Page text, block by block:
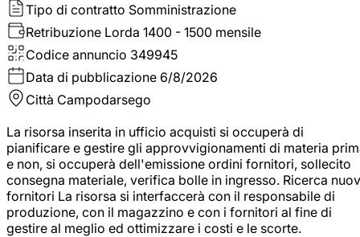
Tipo di contratto Somministrazione
Retribuzione Lorda 1400 - 1500 mensile
Codice annuncio 349945
Data di pubblicazione 6/8/2026
Città Campodarsego
La risorsa inserita in ufficio acquisti si occuperà di
pianificare e gestire gli approvvigionamenti di materia
e non, si occuperà dell'emissione ordini fornitori, sollecito
consegna materiale, verifica bolle in ingresso. Ricerca
fornitori La risorsa si interfaccerà con il responsabile di
produzione, con il magazzino e con i fornitori al fine di
gestire al meglio ed ottimizzare i costi e le scorte.